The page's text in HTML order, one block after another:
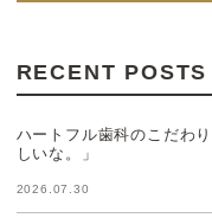
RECENT POSTS
ハートフル歯科のこだわ
しいな。」
2026.07.30